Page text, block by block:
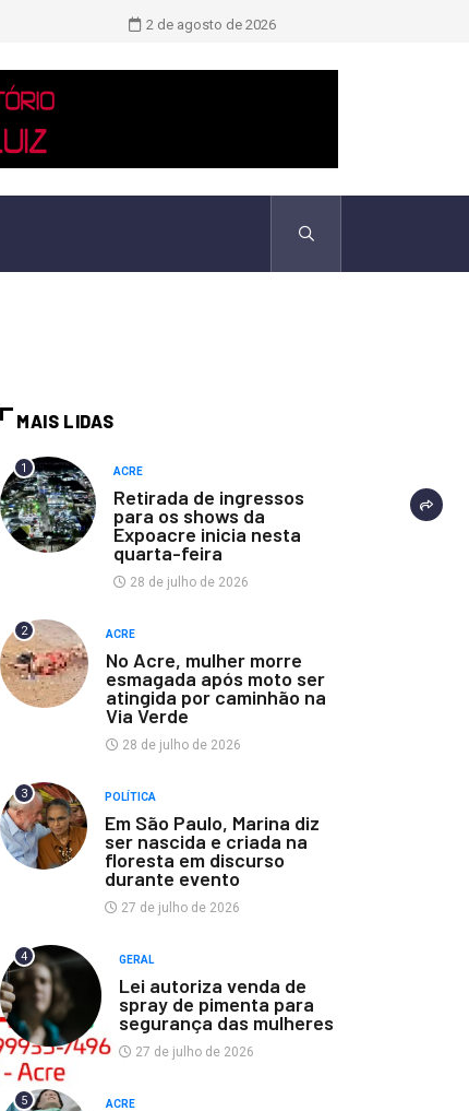
Novo boletim indica El Niño ‘muito
2 de agosto de 2026
MAIS LIDAS
1 ACRE
Retirada de ingressos
para os shows da
Expoacre inicia nesta
quarta-feira
28 de julho de 2026
2 ACRE
No Acre, mulher morre
esmagada após moto ser
atingida por caminhão na
Via Verde
28 de julho de 2026
3 POLÍTICA
Em São Paulo, Marina diz
ser nascida e criada na
floresta em discurso
durante evento
27 de julho de 2026
4 GERAL
Lei autoriza venda de
spray de pimenta para
segurança das mulheres
27 de julho de 2026
5 ACRE